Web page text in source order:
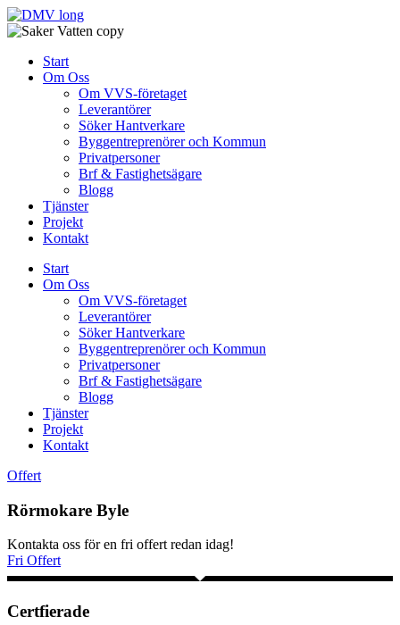
Skip
to
Start
Om Oss
Om VVS-företaget
Leverantörer
Söker Hantverkare
Byggentreprenörer och Kommun
Privatpersoner
Brf & Fastighetsägare
Blogg
Tjänster
Projekt
Kontakt
Start
Om Oss
Om VVS-företaget
Leverantörer
Söker Hantverkare
Byggentreprenörer och Kommun
Privatpersoner
Brf & Fastighetsägare
Blogg
Tjänster
Projekt
Kontakt
Offert
Rörmokare Byle
Kontakta oss för en fri offert redan idag!
Fri Offert
Certfierade